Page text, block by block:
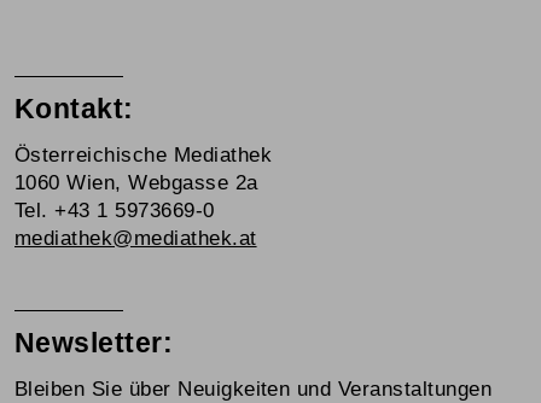
Kontakt:
Österreichische Mediathek
1060 Wien, Webgasse 2a
Tel. +43 1 5973669-0
mediathek@mediathek.at
Newsletter:
Bleiben Sie über Neuigkeiten und Veranstaltungen